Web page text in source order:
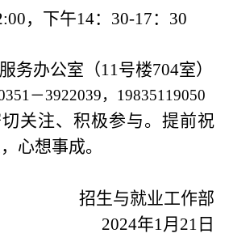
，下午14：30-17：30
务办公室（11号楼704室）
－3922039，19835119050
关注、积极参与。提前祝
心想事成。
招生与就业工作部
2024年1月21日